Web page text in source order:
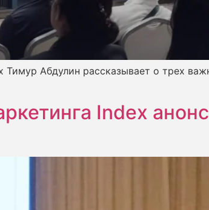
Тимур Абдулин рассказывает о трех
Index